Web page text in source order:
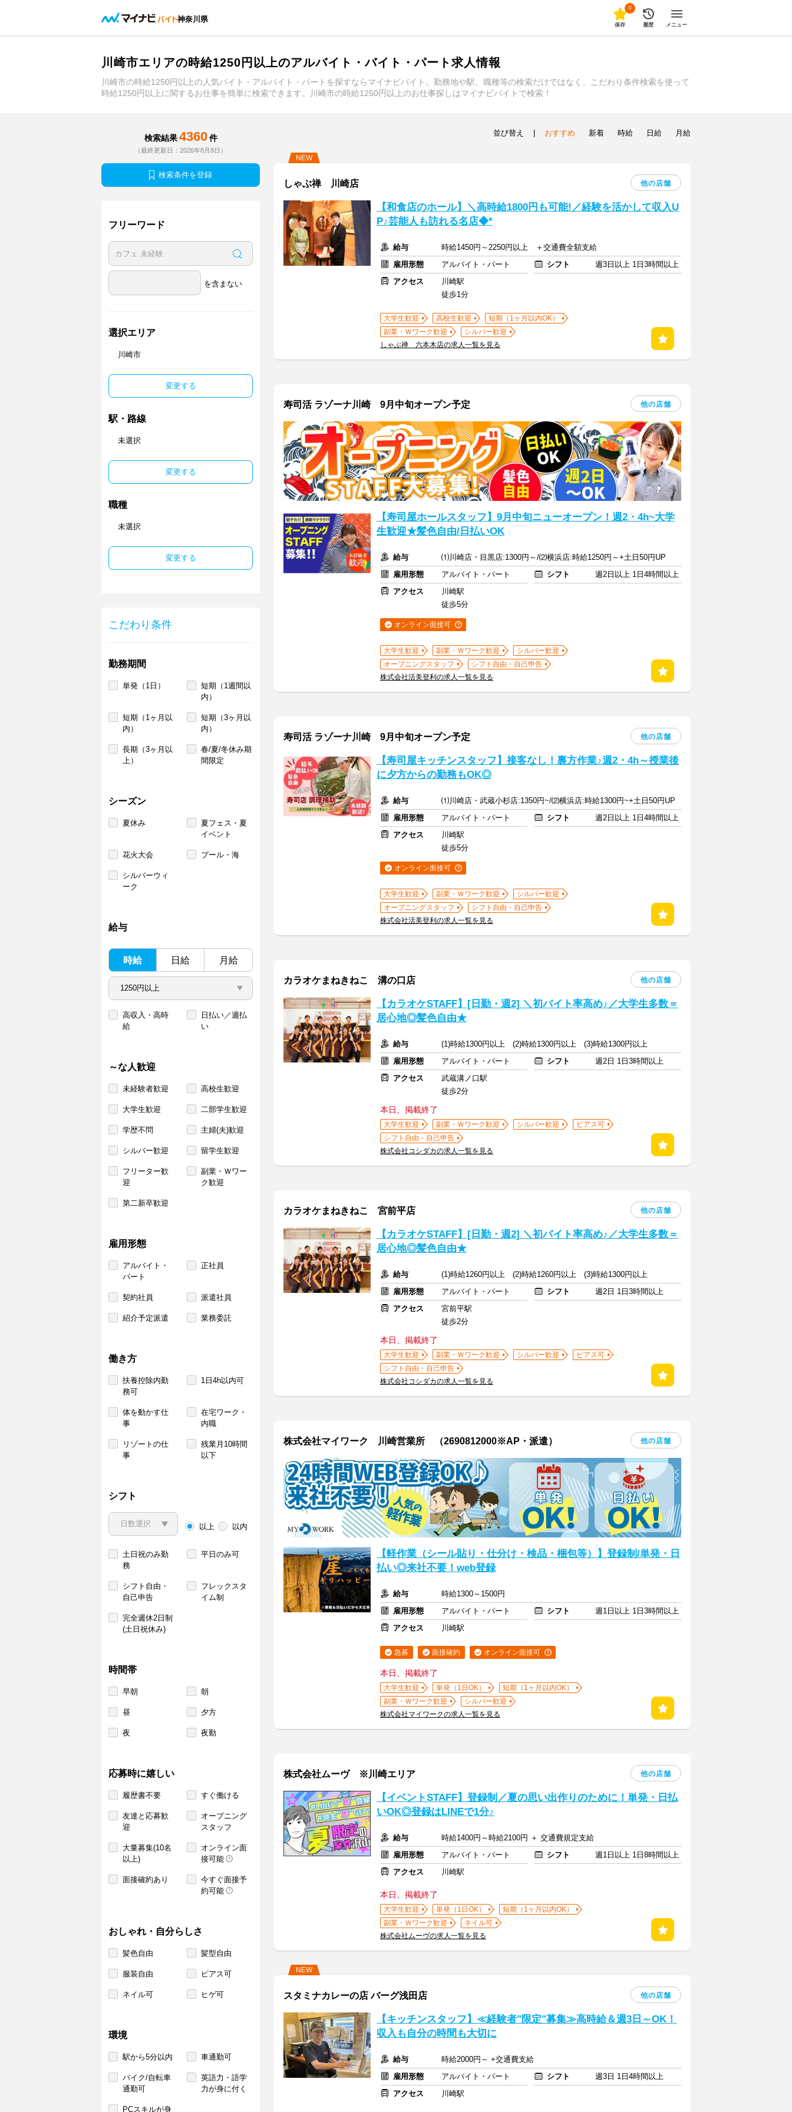
神奈川県
0
保存 履歴 メニュー
川崎市エリアの時給1250円以上のアルバイト・バイト・パート求人情報
川崎市の時給1250円以上の人気バイト・アルバイト・パートを探すならマイナビバイト。勤務地や駅、職種等の検索だけではなく、こだわり条件検索を使って
時給1250円以上に関するお仕事を簡単に検索できます。川崎市の時給1250円以上のお仕事探しはマイナビバイトで検索！
検索結果 4360 件
（最終更新日：2026年8月8日）
検索条件を登録
フリーワード
を含まない
選択エリア
川崎市
変更する
駅・路線
未選択
変更する
職種
未選択
変更する
こだわり条件
勤務期間
単発（1日）
短期（1週間以
内）
短期（1ヶ月以
内）
短期（3ヶ月以
内）
長期（3ヶ月以
上）
春/夏/冬休み期
間限定
シーズン
夏休み
夏フェス・夏
イベント
花火大会 プール・海
シルバーウィ
ーク
給与
時給 日給 月給
高収入・高時
給
日払い／週払
い
～な人歓迎
未経験者歓迎 高校生歓迎
大学生歓迎 二部学生歓迎
学歴不問 主婦(夫)歓迎
シルバー歓迎 留学生歓迎
フリーター歓
迎
副業・Ｗワー
ク歓迎
第二新卒歓迎
雇用形態
アルバイト・
パート
正社員
契約社員 派遣社員
紹介予定派遣 業務委託
働き方
扶養控除内勤
務可
1日4h以内可
体を動かす仕
事
在宅ワーク・
内職
リゾートの仕
事
残業月10時間
以下
シフト
以上 以内
土日祝のみ勤
務
平日のみ可
シフト自由・
自己申告
フレックスタ
イム制
完全週休2日制
(土日祝休み)
時間帯
早朝 朝
昼 夕方
夜 夜勤
応募時に嬉しい
履歴書不要 すぐ働ける
友達と応募歓
迎
オープニング
スタッフ
大量募集(10名
以上)
オンライン面
接可能
面接確約あり
今すぐ面接予
約可能
おしゃれ・自分らしさ
髪色自由 髪型自由
服装自由 ピアス可
ネイル可 ヒゲ可
環境
駅から5分以内 車通勤可
バイク/自転車
通勤可
英語力・語学
力が身に付く
PCスキルが身
並び替え おすすめ 新着 時給 日給 月給
NEW
しゃぶ禅 川崎店 他の店舗
【和食店のホール】＼高時給1800円も可能!／経験を活かして収入U
P♪芸能人も訪れる名店◆*
給与
時給1450円～2250円以上 ＋交通費全額支給
雇用形態
アルバイト・パート シフト
週3日以上 1日3時間以上
アクセス
川崎駅
徒歩1分
大学生歓迎 高校生歓迎
短期（1ヶ月以内OK）
副業・Ｗワーク歓迎
シルバー歓迎
しゃぶ禅 六本木店の求人一覧を見る
寿司活 ラゾーナ川崎 9月中旬オープン予定 他の店舗
【寿司屋ホールスタッフ】9月中旬ニューオープン！週2・4h~大学
生歓迎★髪色自由/日払いOK
給与
⑴川崎店・目黒店:1300円～/⑵横浜店:時給1250円～+土日50円UP
雇用形態
アルバイト・パート シフト
週2日以上 1日4時間以上
アクセス
川崎駅
徒歩5分
オンライン面接可
大学生歓迎 副業・Ｗワーク歓迎
シルバー歓迎
オープニングスタッフ
シフト自由・自己申告
株式会社活美登利の求人一覧を見る
寿司活 ラゾーナ川崎 9月中旬オープン予定 他の店舗
【寿司屋キッチンスタッフ】接客なし！裏方作業♪週2・4h～授業後
に夕方からの勤務もOK◎
給与
⑴川崎店・武蔵小杉店:1350円~/⑵横浜店:時給1300円~+土日50円UP
雇用形態
アルバイト・パート シフト
週2日以上 1日4時間以上
アクセス
川崎駅
徒歩5分
オンライン面接可
大学生歓迎 副業・Ｗワーク歓迎
シルバー歓迎
オープニングスタッフ
シフト自由・自己申告
株式会社活美登利の求人一覧を見る
カラオケまねきねこ 溝の口店 他の店舗
【カラオケSTAFF】[日勤・週2] ＼初バイト率高め♪／大学生多数＝
居心地◎髪色自由★
給与
(1)時給1300円以上 (2)時給1300円以上 (3)時給1300円以上
雇用形態
アルバイト・パート シフト
週2日 1日3時間以上
アクセス
武蔵溝ノ口駅
徒歩2分
本日、掲載終了
大学生歓迎 副業・Ｗワーク歓迎 シルバー歓迎
ピアス可
シフト自由・自己申告
株式会社コシダカの求人一覧を見る
カラオケまねきねこ 宮前平店 他の店舗
【カラオケSTAFF】[日勤・週2] ＼初バイト率高め♪／大学生多数＝
居心地◎髪色自由★
給与
(1)時給1260円以上 (2)時給1260円以上 (3)時給1300円以上
雇用形態
アルバイト・パート シフト
週2日 1日3時間以上
アクセス
宮前平駅
徒歩2分
本日、掲載終了
大学生歓迎 副業・Ｗワーク歓迎 シルバー歓迎
ピアス可
シフト自由・自己申告
株式会社コシダカの求人一覧を見る
株式会社マイワーク 川崎営業所 （2690812000※AP・派遣） 他の店舗
【軽作業（シール貼り・仕分け・検品・梱包等）】登録制/単発・日
払い◎来社不要！web登録
給与
時給1300～1500円
雇用形態
アルバイト・パート シフト
週1日以上 1日3時間以上
アクセス
川崎駅
急募 面接確約 オンライン面接可
本日、掲載終了
大学生歓迎 単発（1日OK）
短期（1ヶ月以内OK）
副業・Ｗワーク歓迎
シルバー歓迎
株式会社マイワークの求人一覧を見る
株式会社ムーヴ ※川崎エリア 他の店舗
【イベントSTAFF】登録制／夏の思い出作りのために！単発・日払
いOK◎登録はLINEで1分♪
給与
時給1400円～時給2100円 ＋ 交通費規定支給
雇用形態
アルバイト・パート シフト
週1日以上 1日8時間以上
アクセス
川崎駅
本日、掲載終了
大学生歓迎 単発（1日OK）
短期（1ヶ月以内OK）
副業・Ｗワーク歓迎
ネイル可
株式会社ムーヴの求人一覧を見る
NEW
スタミナカレーの店 バーグ浅田店 他の店舗
【キッチンスタッフ】≪経験者"限定"募集≫高時給＆週3日～OK！
収入も自分の時間も大切に
給与
時給2000円～ +交通費支給
雇用形態
アルバイト・パート シフト
週3日 1日4時間以上
アクセス
川崎駅